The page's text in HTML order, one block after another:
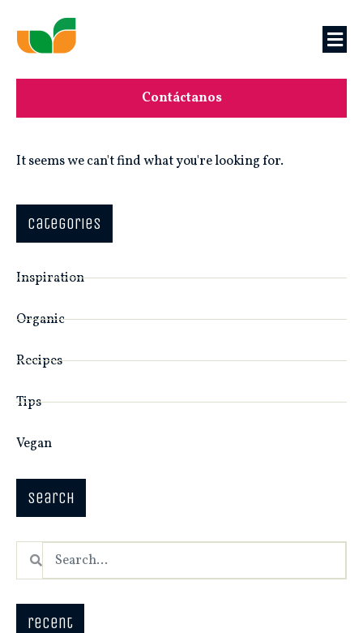
Contáctanos
categories
Inspiration
Organic
Recipes
Tips
Vegan
search
recent
It seems we can't find what you're looking for.